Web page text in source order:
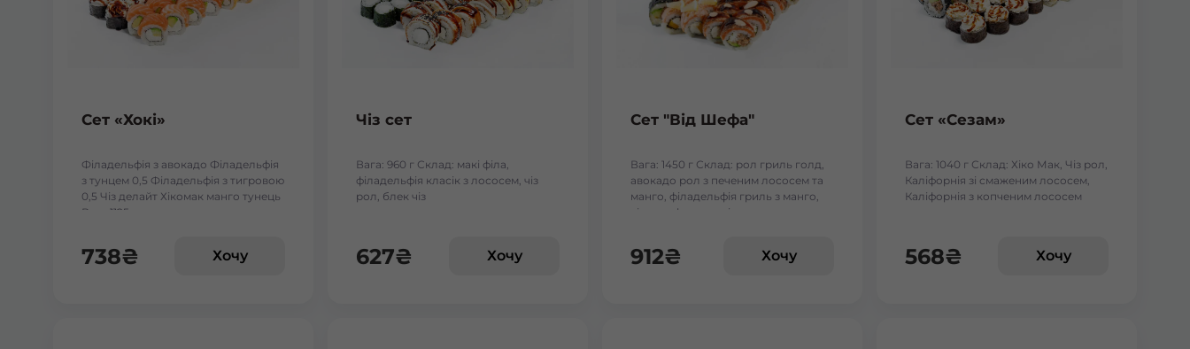
Сет «Хокі»
Філадельфія з авокадо Філадельфія
з тунцем 0,5 Філадельфія з тигровою
0,5 Чіз делайт Хікомак манго тунець
Вага:1125 г.
738₴ Хочу
Чіз сет
Вага: 960 г Склад: макі філа,
філадельфія класік з лососем, чіз
рол, блек чіз
627₴ Хочу
Сет "Від Шефа"
Вага: 1450 г Склад: рол гриль голд,
авокадо рол з печеним лососем та
манго, філадельфія гриль з манго,
чіз рол, футумак зі смаженим тунцем
912₴ Хочу
Сет «Сезам»
Вага: 1040 г Склад: Хіко Мак, Чіз рол,
Каліфорнія зі смаженим лососем,
Каліфорнія з копченим лососем
568₴ Хочу